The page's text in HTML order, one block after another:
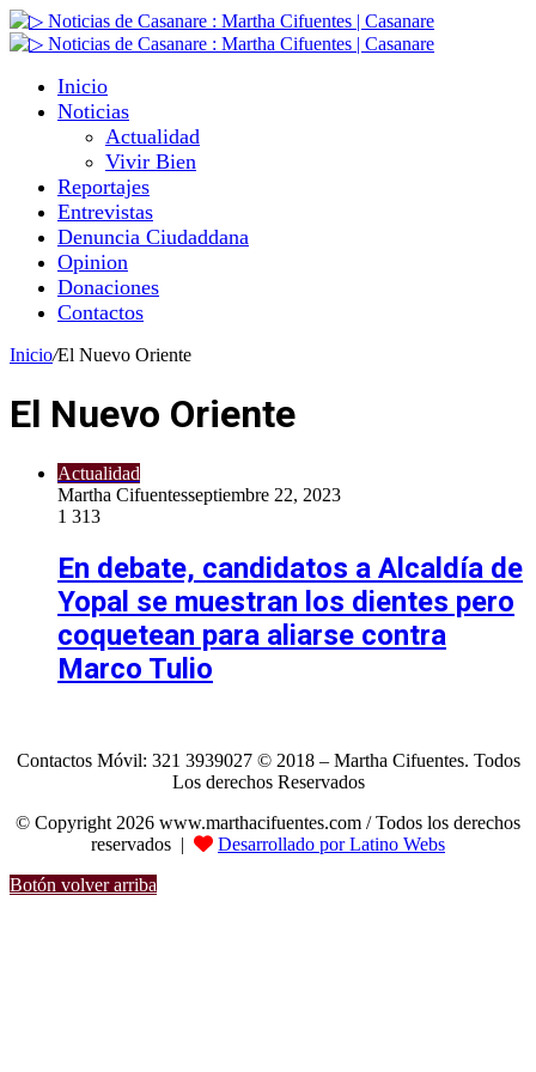
Inicio
Noticias
Actualidad
Vivir Bien
Reportajes
Entrevistas
Denuncia Ciudaddana
Opinion
Donaciones
Contactos
Inicio/El Nuevo Oriente
El Nuevo Oriente
Actualidad
Martha Cifuentesseptiembre 22, 2023
1 313
En debate, candidatos a Alcaldía de
Yopal se muestran los dientes pero
coquetean para aliarse contra
Marco Tulio
Contactos Móvil: 321 3939027 © 2018 – Martha Cifuentes. Todos
Los derechos Reservados
© Copyright 2026 www.marthacifuentes.com / Todos los derechos
reservados |
Desarrollado por Latino Webs
Botón volver arriba